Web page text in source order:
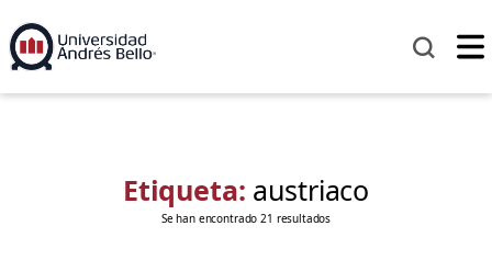
Etiqueta: austriaco
Se han encontrado 21 resultados